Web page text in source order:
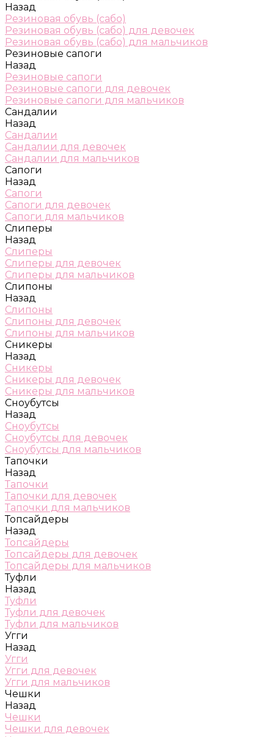
Назад
Резиновая обувь (сабо)
Резиновая обувь (сабо) для девочек
Резиновая обувь (сабо) для мальчиков
Резиновые сапоги
Назад
Резиновые сапоги
Резиновые сапоги для девочек
Резиновые сапоги для мальчиков
Сандалии
Назад
Сандалии
Сандалии для девочек
Сандалии для мальчиков
Сапоги
Назад
Сапоги
Сапоги для девочек
Сапоги для мальчиков
Слиперы
Назад
Слиперы
Слиперы для девочек
Слиперы для мальчиков
Слипоны
Назад
Слипоны
Слипоны для девочек
Слипоны для мальчиков
Сникеры
Назад
Сникеры
Сникеры для девочек
Сникеры для мальчиков
Сноубутсы
Назад
Сноубутсы
Сноубутсы для девочек
Сноубутсы для мальчиков
Тапочки
Назад
Тапочки
Тапочки для девочек
Тапочки для мальчиков
Топсайдеры
Назад
Топсайдеры
Топсайдеры для девочек
Топсайдеры для мальчиков
Туфли
Назад
Туфли
Туфли для девочек
Туфли для мальчиков
Угги
Назад
Угги
Угги для девочек
Угги для мальчиков
Чешки
Назад
Чешки
Чешки для девочек